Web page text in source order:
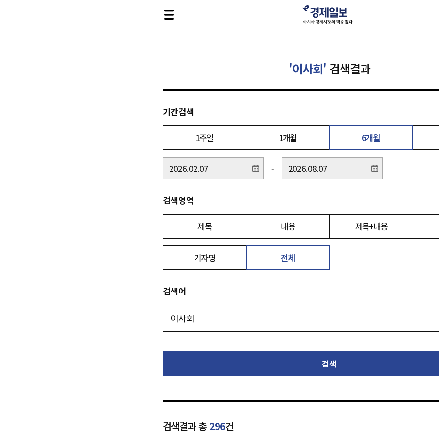
'이사회' 검색결과
기간검색
1주일 1개월 6개월
-
검색영역
제목 내용 제목+내용
기자명 전체
검색어
검색
검색결과 총296건